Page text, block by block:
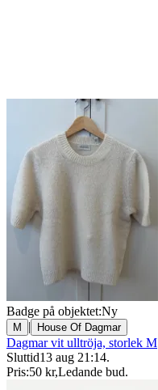
Badge på objektet:Ny
M | House Of Dagmar
Dagmar vit ulltröja, storlek M
Sluttid13 aug 21:14.
Pris:50 kr,Ledande bud.